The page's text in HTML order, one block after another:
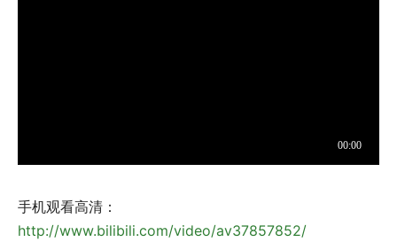
手机观看高清：
http://www.bilibili.com/video/av37857852/